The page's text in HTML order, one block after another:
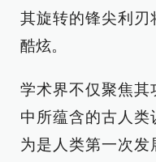
其旋转的锋尖利刃
酷炫。
学术界不仅聚焦其
中所蕴含的古人类
为是人类第一次发